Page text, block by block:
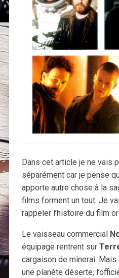
Dans cet article je ne vais
séparément car je pense
apporte autre chose à la
films forment un tout. Je
rappeler l’histoire du film
Le vaisseau commercial
équipage rentrent sur
cargaison de minerai. Mais
une planète déserte,